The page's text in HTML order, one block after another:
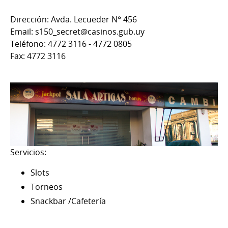
Dirección: Avda. Lecueder N° 456
Email: s150_secret@casinos.gub.uy
Teléfono: 4772 3116 - 4772 0805
Fax: 4772 3116
Servicios:
Slots
Torneos
Snackbar /Cafetería